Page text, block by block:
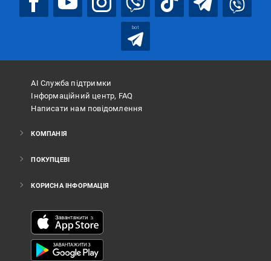
bot
АІ Служба підтримки
Інформаційний центр, FAQ
Написати нам повідомлення
КОМПАНІЯ
ПОКУПЦЕВІ
КОРИСНА ІНФОРМАЦІЯ